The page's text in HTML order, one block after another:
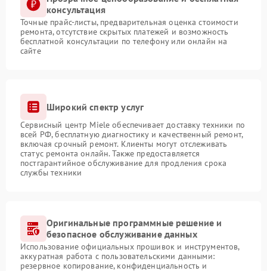
консультация
Точные прайс-листы, предварительная оценка стоимости
ремонта, отсутствие скрытых платежей и возможность
бесплатной консультации по телефону или онлайн на
сайте
Широкий спектр услуг
Сервисный центр Miele обеспечивает доставку техники по
всей РФ, бесплатную диагностику и качественный ремонт,
включая срочный ремонт. Клиенты могут отслеживать
статус ремонта онлайн. Также предоставляется
постгарантийное обслуживание для продления срока
службы техники
Оригинальные программные решение и
безопасное обслуживание данных
Использование официальных прошивок и инструментов,
аккуратная работа с пользовательскими данными:
резервное копирование, конфиденциальность и